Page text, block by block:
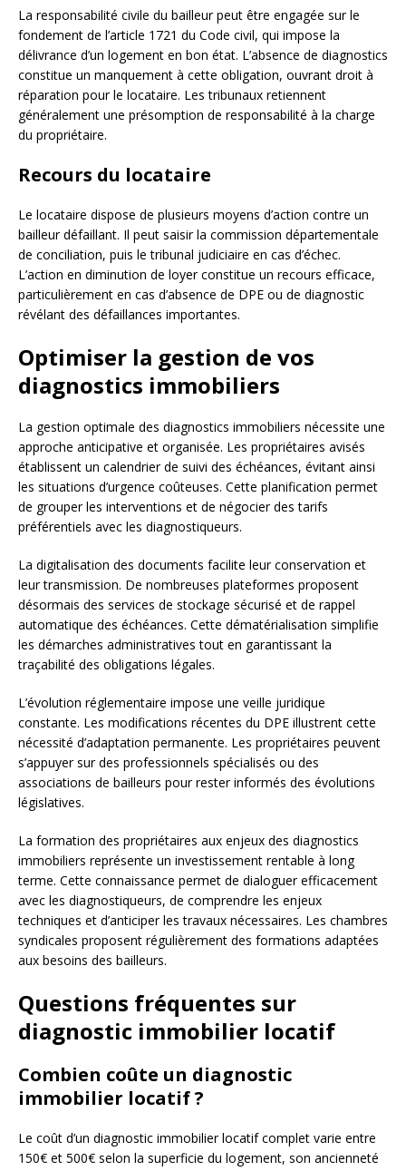
La responsabilité civile du bailleur peut être engagée sur le
fondement de l’article 1721 du Code civil, qui impose la
délivrance d’un logement en bon état. L’absence de diagnostics
constitue un manquement à cette obligation, ouvrant droit à
réparation pour le locataire. Les tribunaux retiennent
généralement une présomption de responsabilité à la charge
du propriétaire.
Recours du locataire
Le locataire dispose de plusieurs moyens d’action contre un
bailleur défaillant. Il peut saisir la commission départementale
de conciliation, puis le tribunal judiciaire en cas d’échec.
L’action en diminution de loyer constitue un recours efficace,
particulièrement en cas d’absence de DPE ou de diagnostic
révélant des défaillances importantes.
Optimiser la gestion de vos
diagnostics immobiliers
La gestion optimale des diagnostics immobiliers nécessite une
approche anticipative et organisée. Les propriétaires avisés
établissent un calendrier de suivi des échéances, évitant ainsi
les situations d’urgence coûteuses. Cette planification permet
de grouper les interventions et de négocier des tarifs
préférentiels avec les diagnostiqueurs.
La digitalisation des documents facilite leur conservation et
leur transmission. De nombreuses plateformes proposent
désormais des services de stockage sécurisé et de rappel
automatique des échéances. Cette dématérialisation simplifie
les démarches administratives tout en garantissant la
traçabilité des obligations légales.
L’évolution réglementaire impose une veille juridique
constante. Les modifications récentes du DPE illustrent cette
nécessité d’adaptation permanente. Les propriétaires peuvent
s’appuyer sur des professionnels spécialisés ou des
associations de bailleurs pour rester informés des évolutions
législatives.
La formation des propriétaires aux enjeux des diagnostics
immobiliers représente un investissement rentable à long
terme. Cette connaissance permet de dialoguer efficacement
avec les diagnostiqueurs, de comprendre les enjeux
techniques et d’anticiper les travaux nécessaires. Les chambres
syndicales proposent régulièrement des formations adaptées
aux besoins des bailleurs.
Questions fréquentes sur
diagnostic immobilier locatif
Combien coûte un diagnostic
immobilier locatif ?
Le coût d’un diagnostic immobilier locatif complet varie entre
150€ et 500€ selon la superficie du logement, son ancienneté